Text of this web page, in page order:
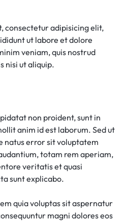
consectetur adipisicing elit,
ut labore et dolore
veniam, quis nostrud
nisi ut aliquip.
non proident, sunt in
anim id est laborum. Sed ut
natus error sit voluptatem
totam rem aperiam,
veritatis et quasi
sunt explicabo.
quia voluptas sit aspernatur
magni dolores eos